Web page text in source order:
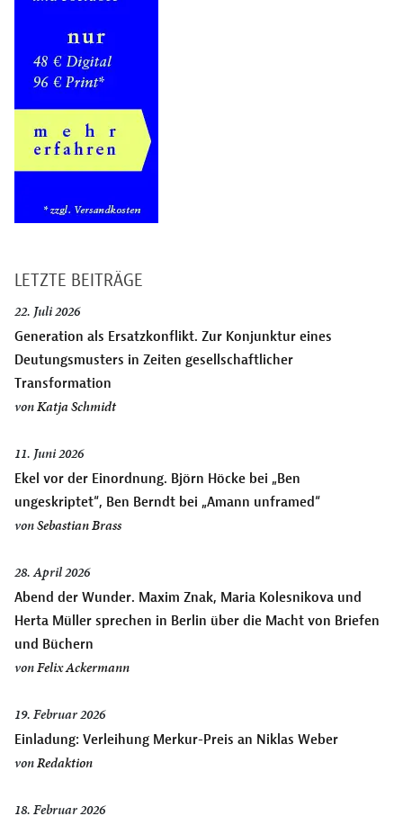
LETZTE BEITRÄGE
22. Juli 2026
Generation als Ersatzkonflikt. Zur Konjunktur eines
Deutungsmusters in Zeiten gesellschaftlicher
Transformation
vonKatja Schmidt
11. Juni 2026
Ekel vor der Einordnung. Björn Höcke bei „Ben
ungeskriptet“, Ben Berndt bei „Amann unframed“
vonSebastian Brass
28. April 2026
Abend der Wunder. Maxim Znak, Maria Kolesnikova und
Herta Müller sprechen in Berlin über die Macht von Briefen
und Büchern
vonFelix Ackermann
19. Februar 2026
Einladung: Verleihung Merkur-Preis an Niklas Weber
vonRedaktion
18. Februar 2026